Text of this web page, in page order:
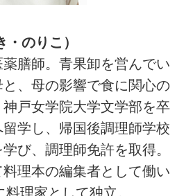
のりこ）
膳師。青果卸を営んでい
、母の影響で食に関心の
戸女学院大学文学部を卒
学し、帰国後調理師学校
び、調理師免許を取得。
理本の編集者として働い
理家として独立。